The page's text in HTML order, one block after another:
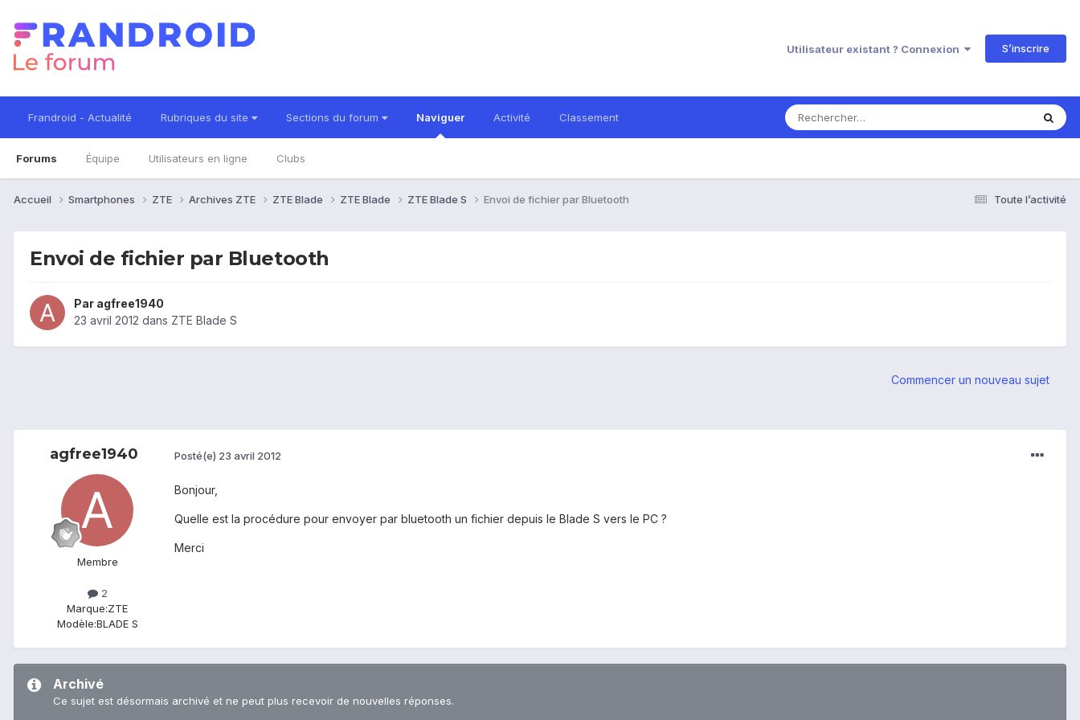
Utilisateur existant ? Connexion S’inscrire
Frandroid - Actualité Rubriques du site Sections du forum Naviguer
Forums Équipe Utilisateurs en ligne Clubs
Activité Classement
Toute l’activité
Accueil Smartphones ZTE Archives ZTE ZTE Blade ZTE Blade ZTE Blade S Envoi de fichier par Bluetooth
Envoi de fichier par Bluetooth
Par agfree1940
23 avril 2012 dans ZTE Blade S
Commencer un nouveau sujet
agfree1940
Membre
2
Marque:ZTE
Modèle:BLADE S
Posté(e) 23 avril 2012
Bonjour,
Quelle est la procédure pour envoyer par bluetooth un fichier depuis le Blade S vers le PC ?
Merci
Archivé
Ce sujet est désormais archivé et ne peut plus recevoir de nouvelles réponses.